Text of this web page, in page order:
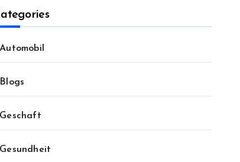
Automobil
Blogs
Geschaft
Gesundheit